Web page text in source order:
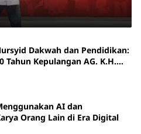
Dakwah dan Pendidikan:
Tahun Kepulangan AG. K.H.
AI dan
Orang Lain di Era Digital